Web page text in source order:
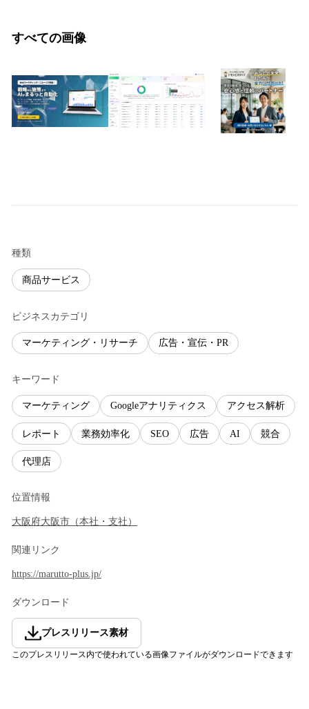
すべての画像
種類
商品サービス
ビジネスカテゴリ
マーケティング・リサーチ 広告・宣伝・PR
キーワード
マーケティング Googleアナリティクス アクセス解析
レポート 業務効率化 SEO 広告 AI 競合
代理店
位置情報
大阪府大阪市 （本社・支社 ）
関連リンク
https://marutto-plus.jp/
ダウンロード
プレスリリース素材
このプレスリリース内で使われている画像ファイルがダウンロードできます